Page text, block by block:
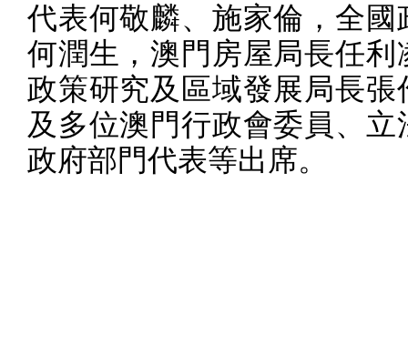
代表何敬麟、施家倫，全國
何潤生，澳門房屋局長任利
政策研究及區域發展局長張
及多位澳門行政會委員、立
政府部門代表等出席。